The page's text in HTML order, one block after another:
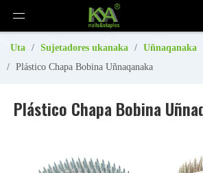
Uta / Sujetadores ukanaka / Uñnaqanaka
/ Plástico Chapa Bobina Uñnaqanaka
Plástico Chapa Bobina